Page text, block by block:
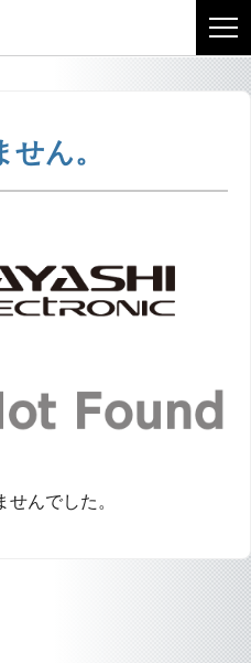
ん。
んでした。